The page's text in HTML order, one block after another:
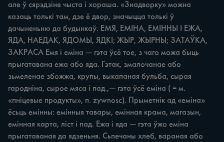
але ў сярэдзіне чыста і хораша. «Знадворку» можна
казаць толькі там, дзе ё двор, значыцца толькі ў
дачыненьню да будынкаў. ЕМЯ, ЕМІНА, ЕМІННЫ I ЕЖА,
ЯДА, НАЕДАК, ЯДОМЫ, ЯДКІ; ЖЫР, ЖЫРНЫ; ЗАТАЎКА,
ЗАКРАСА Емя і еміна — гэта ўсё тое, з чаго можа быць
прыгатавана ежа або яда. Гэтак, змалочанае або
зьмеленае збожжа, крупы, выкапаная бульба, сырая
гародніна, сырое мяса і пад.,— гэта ўсё еміна ( = м.
«пніцевые продукты», п. zywnosc). Прыметнік ад «еміна»
ёсьць емінны: емінныя тавары, емінная крама, магазын,
емінная карта, ліст і пад. Ежа і яда — гэта ўжо еміна
прыгатаваная да ядзеньня. Сьпечаны хлеб, вараная або